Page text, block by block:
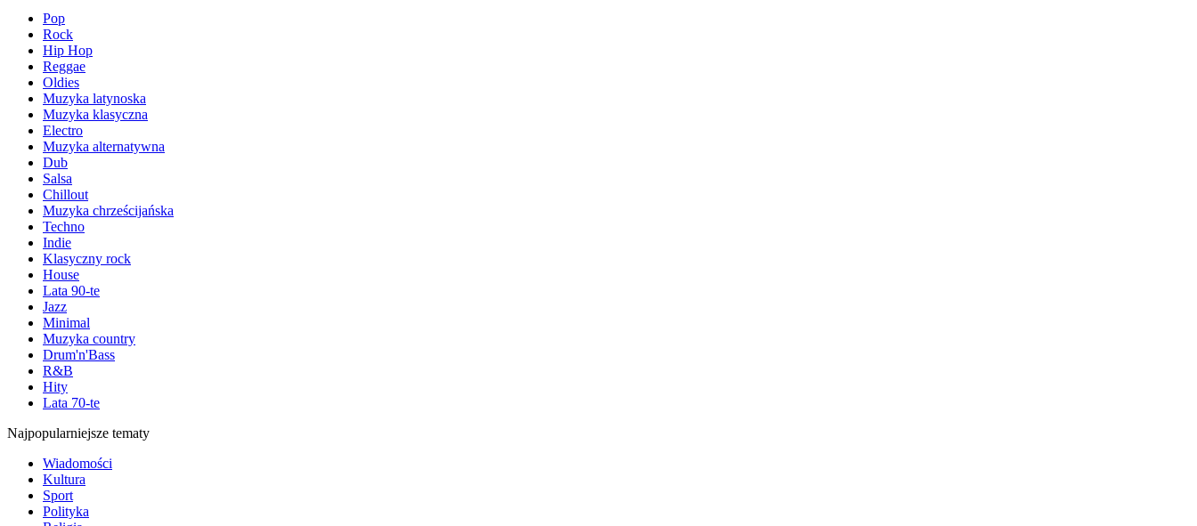
Pop
Rock
Hip Hop
Reggae
Oldies
Muzyka latynoska
Muzyka klasyczna
Electro
Muzyka alternatywna
Dub
Salsa
Chillout
Muzyka chrześcijańska
Techno
Indie
Klasyczny rock
House
Lata 90-te
Jazz
Minimal
Muzyka country
Drum'n'Bass
R&B
Hity
Lata 70-te
Najpopularniejsze tematy
Wiadomości
Kultura
Sport
Polityka